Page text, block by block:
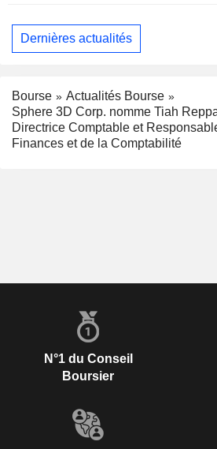
Dernières actualités
Bourse
Actualités Bourse
Sphere 3D Corp. nomme Tiah
Directrice Comptable et
Finances et de la Comptabilité
N°1 du Conseil
Boursier